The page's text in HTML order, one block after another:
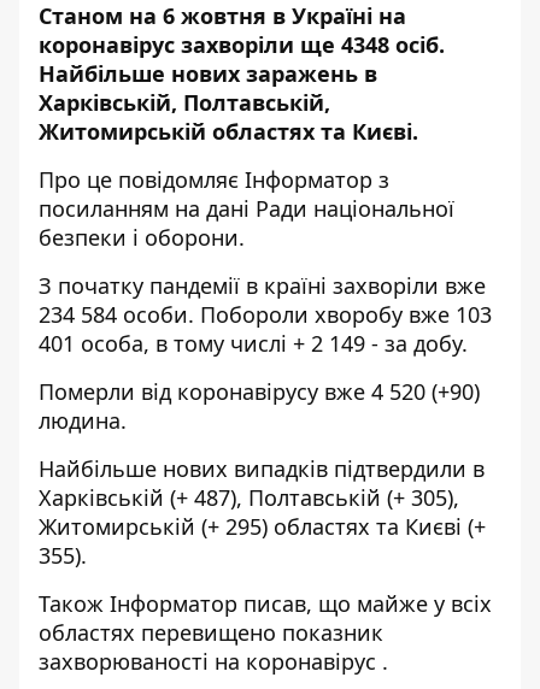
Станом на 6 жовтня в Україні на
коронавірус захворіли ще 4348 осіб.
Найбільше нових заражень в
Харківській, Полтавській,
Житомирській областях та Києві.
Про це повідомляє Інформатор з
посиланням на дані Ради національної
безпеки і оборони.
З початку пандемії в країні захворіли вже
234 584 особи. Побороли хворобу вже 103
401 особа, в тому числі + 2 149 - за добу.
Померли від коронавірусу вже 4 520 (+90)
людина.
Найбільше нових випадків підтвердили в
Харківській (+ 487), Полтавській (+ 305),
Житомирській (+ 295) областях та Києві (+
355).
Також Інформатор писав, що майже у всіх
областях перевищено показник
захворюваності на коронавірус .